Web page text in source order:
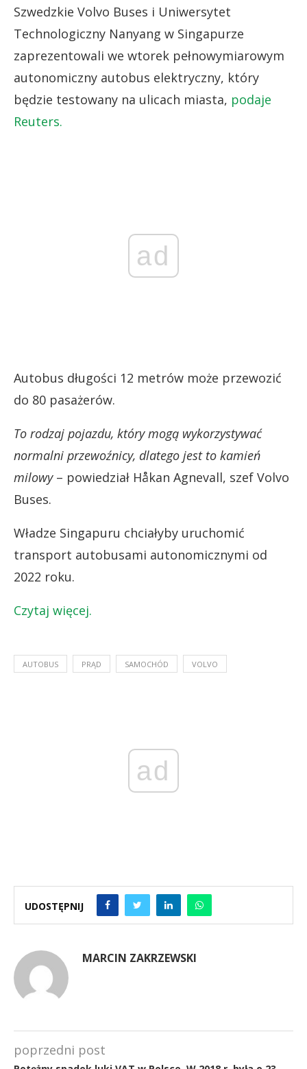
Szwedzkie Volvo Buses i Uniwersytet
Technologiczny Nanyang w Singapurze
zaprezentowali we wtorek pełnowymiarowym
autonomiczny autobus elektryczny, który
będzie testowany na ulicach miasta, podaje
Reuters.
ad
Autobus długości 12 metrów może przewozić
do 80 pasażerów.
To rodzaj pojazdu, który mogą wykorzystywać
normalni przewoźnicy, dlatego jest to kamień
milowy– powiedział Håkan Agnevall, szef Volvo
Buses.
Władze Singapuru chciałyby uruchomić
transport autobusami autonomicznymi od
2022 roku.
Czytaj więcej.
AUTOBUS PRĄD SAMOCHÓD VOLVO
ad
UDOSTĘPNIJ
MARCIN ZAKRZEWSKI
poprzedni post